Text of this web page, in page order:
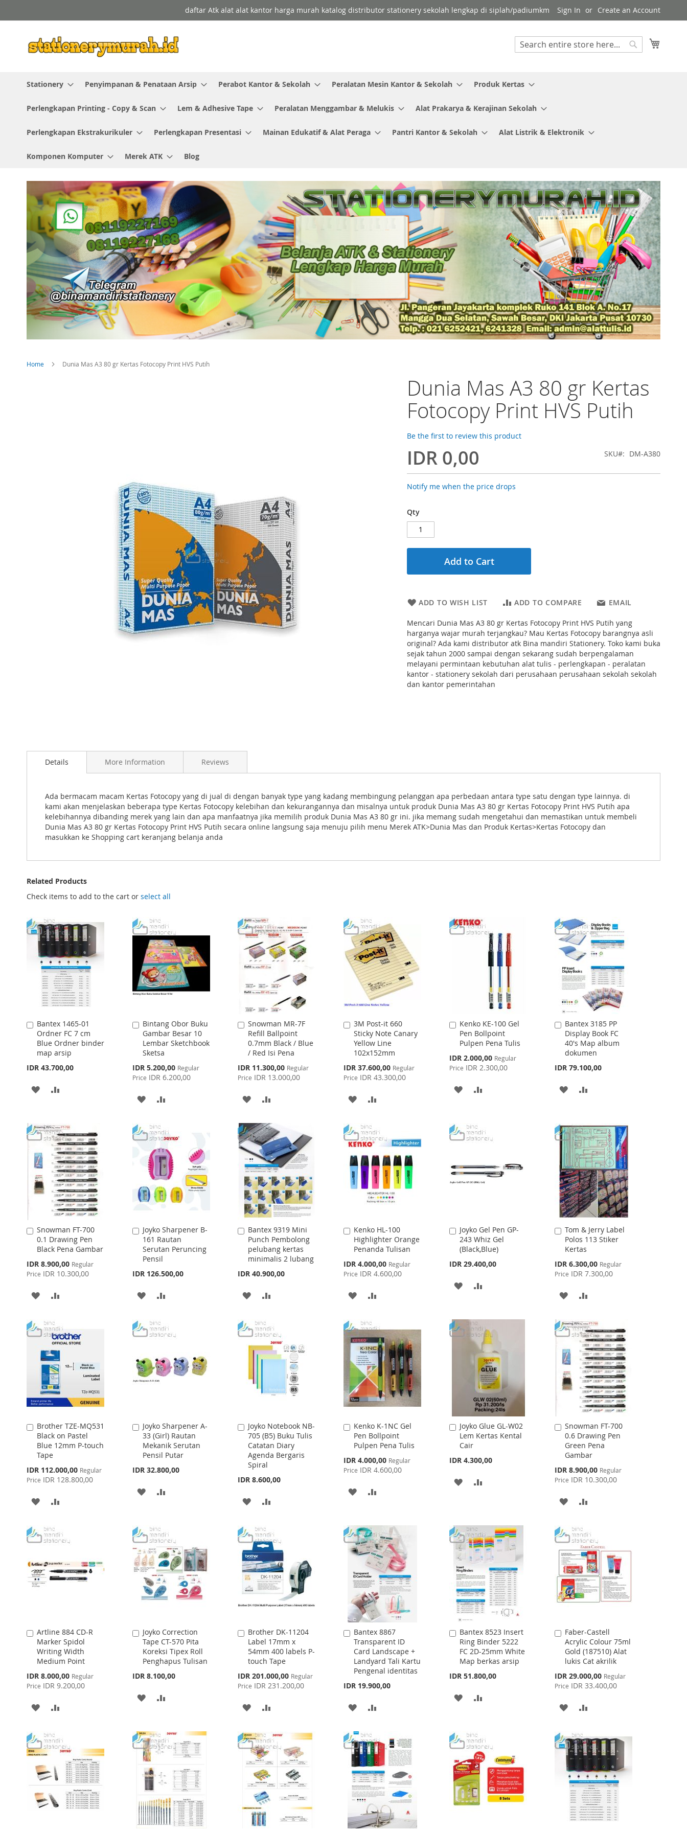
to
daftar Atk alat alat kantor harga murah katalog distributor stationery sekolah lengkap di siplah/padiumkm Sign In Create an Account
Search
Stationery Penyimpanan & Penataan Arsip Perabot Kantor & Sekolah Peralatan Mesin Kantor & Sekolah Produk Kertas
Perlengkapan Printing - Copy & Scan Lem & Adhesive Tape Peralatan Menggambar & Melukis Alat Prakarya & Kerajinan Sekolah
Perlengkapan Ekstrakurikuler Perlengkapan Presentasi Mainan Edukatif & Alat Peraga Pantri Kantor & Sekolah Alat Listrik & Elektronik
Komponen Komputer Merek ATK Blog
Home Dunia Mas A3 80 gr Kertas Fotocopy Print HVS Putih
Dunia Mas A3 80 gr Kertas
Fotocopy Print HVS Putih
Be the first to review this product
IDR 0,00 SKU DM-A380
Notify me when the price drops
Qty
Add to Cart
ADD TO WISH LIST ADD TO COMPARE EMAIL
Mencari Dunia Mas A3 80 gr Kertas Fotocopy Print HVS Putih yang
harganya wajar murah terjangkau? Mau Kertas Fotocopy barangnya asli
original? Ada kami distributor atk Bina mandiri Stationery. Toko kami buka
sejak tahun 2000 sampai dengan sekarang sudah berpengalaman
melayani permintaan kebutuhan alat tulis - perlengkapan - peralatan
kantor - stationery sekolah dari perusahaan perusahaan sekolah sekolah
dan kantor pemerintahan
to
images
gallery
Details
Ada bermacam macam Kertas Fotocopy yang di jual di dengan banyak type yang kadang membingung pelanggan apa perbedaan antara type satu dengan type lainnya. di
kami akan menjelaskan beberapa type Kertas Fotocopy kelebihan dan kekurangannya dan misalnya untuk produk Dunia Mas A3 80 gr Kertas Fotocopy Print HVS Putih apa
kelebihannya dibanding merek yang lain dan apa manfaatnya jika memilih produk Dunia Mas A3 80 gr ini. jika memang sudah mengetahui dan memastikan untuk membeli
Dunia Mas A3 80 gr Kertas Fotocopy Print HVS Putih secara online langsung saja menuju pilih menu Merek ATK>Dunia Mas dan Produk Kertas>Kertas Fotocopy dan
masukkan ke Shopping cart keranjang belanja anda
More Information Reviews
Related Products
Check items to add to the cart or select all
Bantex 1465-01
Ordner FC 7 cm
Blue Ordner binder
map arsip
IDR 43.700,00
Add
to
Cart
ADD
WISH
LIST
COMPARE
Bintang Obor Buku
Gambar Besar 10
Lembar Sketchbook
Sketsa
Special
Price
IDR 5.200,00 Regular
Price IDR 6.200,00
Add
to
Cart
ADD
WISH
LIST
COMPARE
Snowman MR-7F
Refill Ballpoint
0.7mm Black / Blue
/ Red Isi Pena
Special
Price
IDR 11.300,00 Regular
Price IDR 13.000,00
Add
to
Cart
ADD
WISH
LIST
COMPARE
3M Post-it 660
Sticky Note Canary
Yellow Line
102x152mm
Special
Price
IDR 37.600,00 Regular
Price IDR 43.300,00
Add
to
Cart
ADD
WISHCOMPARE
Kenko KE-100 Gel
Pen Bollpoint
Pulpen Pena Tulis
Special
Price
IDR 2.000,00 Regular
Price IDR 2.300,00
Add
to
Cart
ADD
WISH
LIST
Bantex 3185 PP
Display Book FC
40's Map album
dokumen
IDR 79.100,00
Add
to
Cart
ADD
WISH
LIST
COMPARE
Snowman FT-700
0.1 Drawing Pen
Black Pena Gambar
Special
Price
IDR 8.900,00 Regular
Price IDR 10.300,00
Add
to
Cart
ADD
WISH
LIST
COMPARE
Joyko Sharpener B-
161 Rautan
Serutan Peruncing
Pensil
IDR 126.500,00
Add
to
Cart
ADD
WISHCOMPARE
Bantex 9319 Mini
Punch Pembolong
pelubang kertas
minimalis 2 lubang
IDR 40.900,00
Add
to
Cart
ADD
WISH
LIST
COMPARE
Kenko HL-100
Highlighter Orange
Penanda Tulisan
Special
Price
IDR 4.000,00 Regular
Price IDR 4.600,00
Add
to
Cart
ADD
WISH
LIST
COMPARE
Joyko Gel Pen GP-
243 Whiz Gel
(Black,Blue)
IDR 29.400,00
Add
to
Cart
ADD
WISH
LIST
COMPARE
Tom & Jerry Label
Polos 113 Stiker
Kertas
Special
Price
IDR 6.300,00 Regular
Price IDR 7.300,00
Add
to
Cart
ADD
WISH
LIST
COMPARE
Brother TZE-MQ531
Black on Pastel
Blue 12mm P-touch
Tape
Special
Price
IDR 112.000,00 Regular
Price IDR 128.800,00
Add
to
Cart
ADD
WISHCOMPARE
Joyko Sharpener A-
33 (Girl) Rautan
Mekanik Serutan
Pensil Putar
IDR 32.800,00
Add
to
Cart
ADD
WISH
LIST
Joyko Notebook NB-
705 (B5) Buku Tulis
Catatan Diary
Agenda Bergaris
Spiral
IDR 8.600,00
Add
to
Cart
ADD
WISH
LIST
COMPARE
Kenko K-1NC Gel
Pen Bollpoint
Pulpen Pena Tulis
Special
Price
IDR 4.000,00 Regular
Price IDR 4.600,00
Add
to
Cart
ADD
WISH
LIST
COMPARE
Joyko Glue GL-W02
Lem Kertas Kental
Cair
IDR 4.300,00
Add
to
Cart
ADD
LIST
Snowman FT-700
0.6 Drawing Pen
Green Pena
Gambar
Special
Price
IDR 8.900,00 Regular
Price IDR 10.300,00
Add
to
Cart
ADD
WISH
LIST
COMPARE
Artline 884 CD-R
Marker Spidol
Writing Width
Medium Point
Special
Price
IDR 8.000,00 Regular
Price IDR 9.200,00
Add
to
Cart
ADD
WISHCOMPARE
Joyko Correction
Tape CT-570 Pita
Koreksi Tipex Roll
Penghapus Tulisan
IDR 8.100,00
Add
to
Cart
ADD
WISH
LIST
COMPARE
Brother DK-11204
Label 17mm x
54mm 400 labels P-
touch Tape
Special
Price
IDR 201.000,00 Regular
Price IDR 231.200,00
Add
to
Cart
ADD
WISH
LIST
COMPARE
Bantex 8867
Transparent ID
Card Landscape +
Landyard Tali Kartu
Pengenal identitas
IDR 19.900,00
Add
to
Cart
ADD
WISH
LIST
COMPARE
Bantex 8523 Insert
Ring Binder 5222
FC 2D-25mm White
Map berkas arsip
IDR 51.800,00
Add
to
Cart
ADD
WISH
LIST
Faber-Castell
Acrylic Colour 75ml
Gold (187510) Alat
lukis Cat akrilik
Special
Price
IDR 29.000,00 Regular
Price IDR 33.400,00
Add
to
Cart
ADD
WISH
LIST
COMPARE